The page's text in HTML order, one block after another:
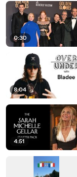
0:30
8:04
4:51